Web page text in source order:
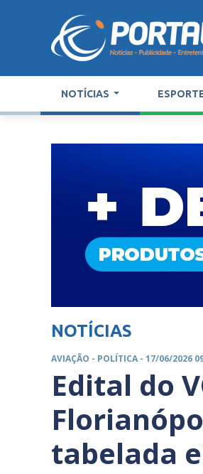
NOTÍCIAS
NOTÍCIAS
AVIAÇÃO - POLÍTICA - 17/06/2026
Edital do
tabelada